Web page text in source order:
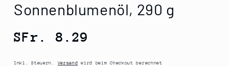
Sonnenblumenöl, 290 g
Normaler
SFr. 8.29
Inkl. Steuern.Versand wird beim Checkout berechnet